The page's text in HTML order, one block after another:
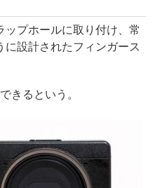
ップホールに取り付け、常
に設計されたフィンガース
きるという。